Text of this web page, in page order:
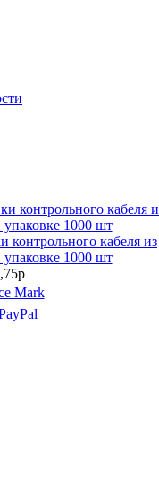
кабеля из
1000 шт